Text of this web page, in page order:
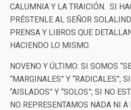
CALUMNIA Y LA TRAICIÓN. SI
PRÉSTENLE AL SEÑOR
PRENSA Y LIBROS QUE
HACIENDO LO MISMO.
NOVENO Y ÚLTIMO: SI SOMOS
“MARGINALES” Y “RADICALES”;
“AISLADOS” Y “SOLOS”; SI NO
NO REPRESENTAMOS NADA NI A